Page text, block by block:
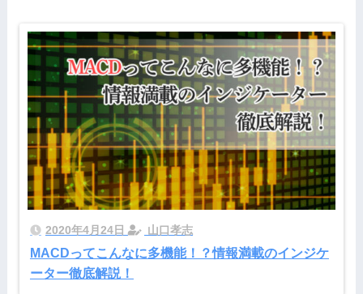
2020年4月24日 山口孝志
MACDってこんなに多機能！？情報満載のインジケ
ーター徹底解説！